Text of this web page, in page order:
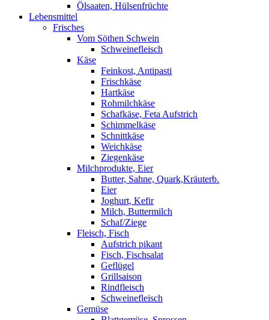
Ölsaaten, Hülsenfrüchte
Lebensmittel
Frisches
Vom Söthen Schwein
Schweinefleisch
Käse
Feinkost, Antipasti
Frischkäse
Hartkäse
Rohmilchkäse
Schafkäse, Feta Aufstrich
Schimmelkäse
Schnittkäse
Weichkäse
Ziegenkäse
Milchprodukte, Eier
Butter, Sahne, Quark,Kräuterb.
Eier
Joghurt, Kefir
Milch, Buttermilch
Schaf/Ziege
Fleisch, Fisch
Aufstrich pikant
Fisch, Fischsalat
Geflügel
Grillsaison
Rindfleisch
Schweinefleisch
Gemüse